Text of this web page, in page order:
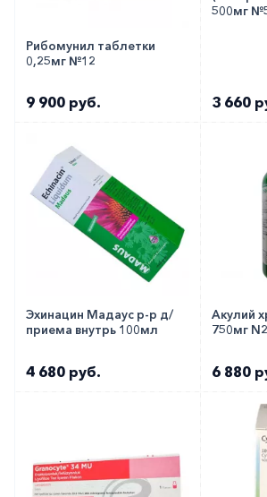
8 800 301 52
с любого телефона по РФ)
Рибомунил таблетки
0,25мг №12
9 900 руб.
500мг
3 660
Эхинацин Мадаус р-р д/
приема внутрь 100мл
4 680 руб.
Акулий
750мг
6 880